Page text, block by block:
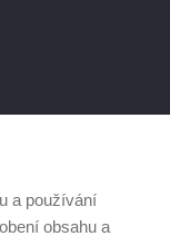
a používání
obsahu a